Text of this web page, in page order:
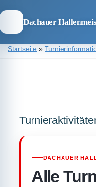
Dachauer
ZumStartseite »
DACHAUER
Alle